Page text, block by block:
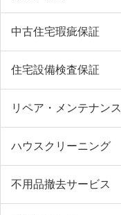
中古住宅瑕疵保証
住宅設備検査保証
リペア・メンテナンス
ハウスクリーニング
不用品撤去サービス